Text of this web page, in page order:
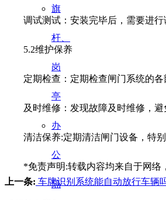
旗
杆、
岗
亭
办
公
隔
调试测试：安装完毕后，需要进行
5.2维护保养
定期检查：定期检查闸门系统的各
及时维修：发现故障及时维修，避
清洁保养:定期清洁闸门设备，特别
*免责声明:转载内容均来自于网络，
上一条: 车牌识别系统能自动放行车辆